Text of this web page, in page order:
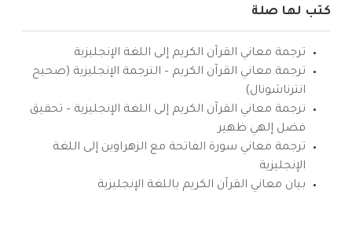
كتب لها صلة
ترجمة معاني القرآن الكريم إلى اللغة الإنجليزية
ترجمة معاني القرآن الكريم – الترجمة الإنجليزية (صحيح
انترناشونال)
ترجمة معاني القرآن الكريم إلى اللغة الإنجليزية – تحقيق
فضل إلهي ظهير
ترجمة معاني سورة الفاتحة مع الزهراوين إلى اللغة
الإنجليزية
بيان معاني القرآن الكريم باللغة الإنجليزية